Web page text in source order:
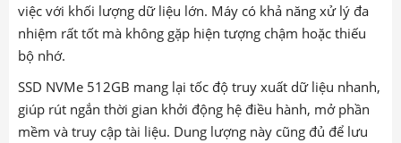
việc với khối lượng dữ liệu lớn. Máy có khả năng xử lý đa
nhiệm rất tốt mà không gặp hiện tượng chậm hoặc thiếu
bộ nhớ.
SSD NVMe 512GB mang lại tốc độ truy xuất dữ liệu nhanh,
giúp rút ngắn thời gian khởi động hệ điều hành, mở phần
mềm và truy cập tài liệu. Dung lượng này cũng đủ để lưu